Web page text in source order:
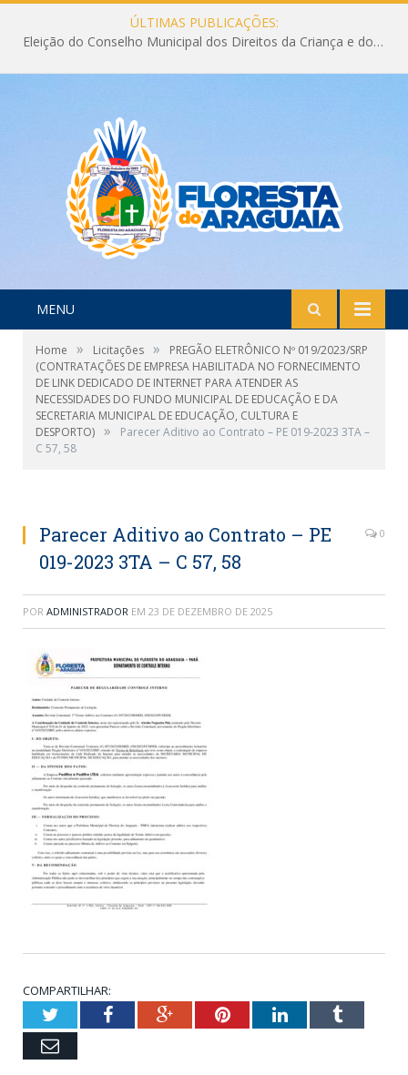
ÚLTIMAS PUBLICAÇÕES:
Eleição do Conselho Municipal dos Direitos da Criança e do Adolescente CMDCA 2026
MENU
Home » Licitações »
PREGÃO ELETRÔNICO Nº 019/2023/SRP
(CONTRATAÇÕES DE EMPRESA HABILITADA NO FORNECIMENTO
DE LINK DEDICADO DE INTERNET PARA ATENDER AS
NECESSIDADES DO FUNDO MUNICIPAL DE EDUCAÇÃO E DA
SECRETARIA MUNICIPAL DE EDUCAÇÃO, CULTURA E
DESPORTO) »
Parecer Aditivo ao Contrato – PE 019-2023 3TA –
C 57, 58
Parecer Aditivo ao Contrato – PE
019-2023 3TA – C 57, 58
0
POR ADMINISTRADOR EM 23 DE DEZEMBRO DE 2025
COMPARTILHAR:
TwitterFacebookGoogle+PinterestLinkedInTumblr
Email